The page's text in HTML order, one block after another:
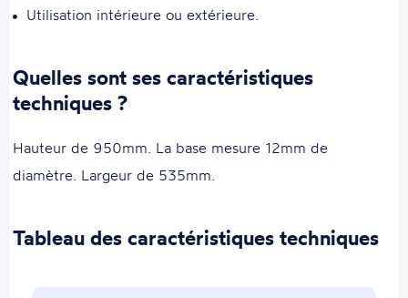
Utilisation intérieure ou extérieure.
Quelles sont ses caractéristiques
techniques ?
Hauteur de 950mm. La base mesure 12mm de
diamètre. Largeur de 535mm.
Tableau des caractéristiques techniques